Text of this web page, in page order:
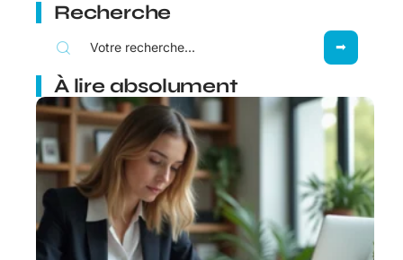
Recherche
À lire absolument